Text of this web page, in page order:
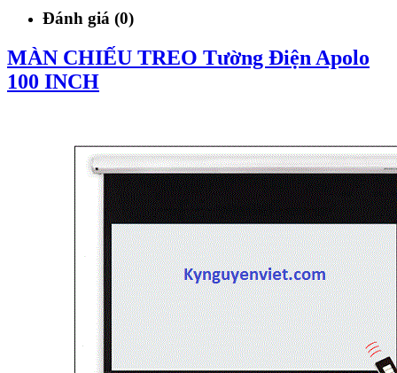
Đánh giá (0)
MÀN CHIẾU TREO Tường Điện Apolo
100 INCH